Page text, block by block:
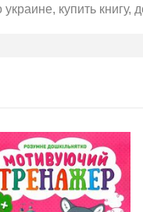
купить книгу,